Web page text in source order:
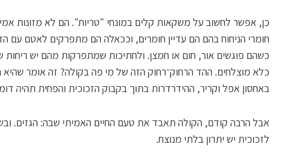
כן, אפשר לחשוב על משקאות קלים במונחי "טריות". הם לא מזונות
חומרי הניחוח בהם הם עדיין חומרים, וככאלה הם מתפרקים לאטם עם
כשהם פוגשים אור, חום או חמצן. ולחתיכות שמתפרקות מהם יש ריחות
כלא מוצלחים. ההד הרחוק־רחוק הזה של מי פה בקולה? זה אומר שהיא
באחסון אפל וקריר, ההידרדרות בתוך בקבוק הזכוכית והפחית תהיה
אבל הרבה קודם, הקולה תאבד את טעם החיים האמיתי שבה: הגזים.
לזכוכית יש יתרון בלתי מנוצח.